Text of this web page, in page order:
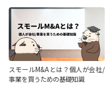
スモールM&Aとは？個人が会社/
事業を買うための基礎知識